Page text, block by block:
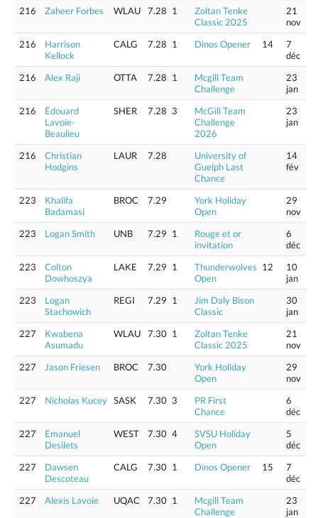
216
Zaheer Forbes WLAU 7.28 1
Zoltan Tenke
Classic 2025
21
nov
216
Harrison
Kellock
CALG 7.28 1 Dinos Opener 14
7
déc
216
Alex Raji OTTA 7.28 1
Mcgill Team
Challenge
23
jan
216
Édouard
Lavoie-
Beaulieu
SHER 7.28 3
McGill Team
Challenge
2026
23
jan
216
Christian
Hodgins
LAUR 7.28
University of
Guelph Last
Chance
14
fév
223
Khalifa
Badamasi
BROC 7.29
York Holiday
Open
29
nov
223
Logan Smith UNB 7.29 1
Rouge et or
invitation
6
déc
223
Colton
Dowhoszya
LAKE 7.29 1
Thunderwolves
Open
12
10
jan
223
Logan
Stachowich
REGI 7.29 1
Jim Daly Bison
Classic
30
jan
227
Kwabena
Asumadu
WLAU 7.30 1
Zoltan Tenke
Classic 2025
21
nov
227
Jason Friesen BROC 7.30
York Holiday
Open
29
nov
227
Nicholas Kucey SASK 7.30 3
PR First
Chance
6
déc
227
Emanuel
Desilets
WEST 7.30 4
SVSU Holiday
Open
5
déc
227
Dawsen
Descoteau
CALG 7.30 1 Dinos Opener 15
7
déc
227
Alexis Lavoie UQAC 7.30 1
Mcgill Team
Challenge
23
jan